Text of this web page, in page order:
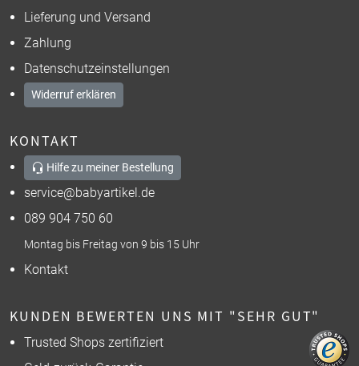
Lieferung und Versand
Zahlung
Datenschutzeinstellungen
Widerruf erklären
KONTAKT
Hilfe zu meiner Bestellung
service@babyartikel.de
089 904 750 60
Montag bis Freitag von 9 bis 15 Uhr
Kontakt
KUNDEN BEWERTEN UNS MIT "SEHR GUT"
Trusted Shops zertifiziert